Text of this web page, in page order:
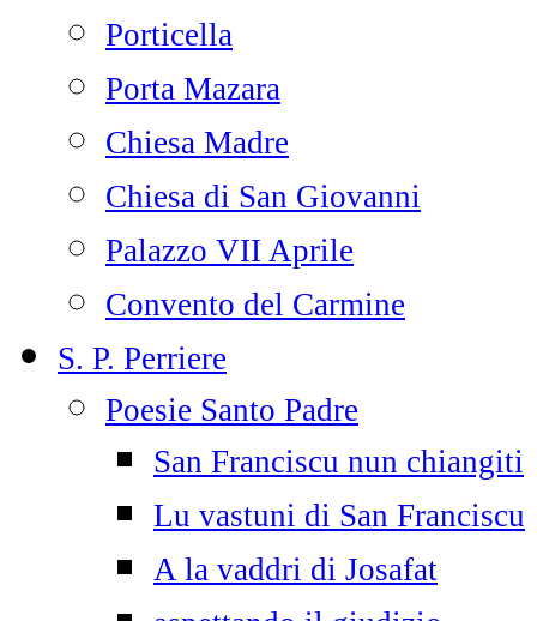
Porticella
Porta Mazara
Chiesa Madre
Chiesa di San Giovanni
Palazzo VII Aprile
Convento del Carmine
S. P. Perriere
Poesie Santo Padre
San Franciscu nun chiangiti
Lu vastuni di San Franciscu
A la vaddri di Josafat